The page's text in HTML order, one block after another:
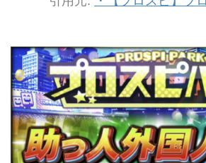
・【プロスピ】プ